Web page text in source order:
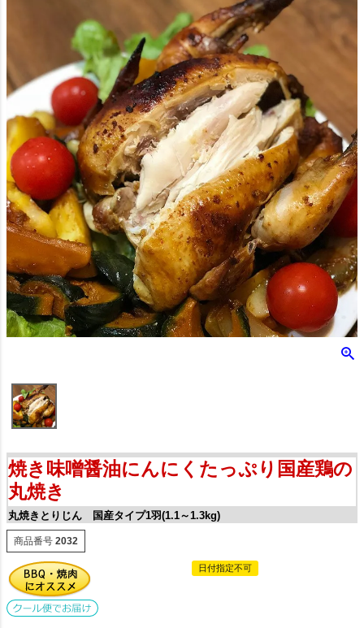
焼き味噌醤油にんにくたっぷり国産鶏の
丸焼き
丸焼きとりじん 国産タイプ1羽(1.1～1.3kg)
商品番号 2032
日付指定不可